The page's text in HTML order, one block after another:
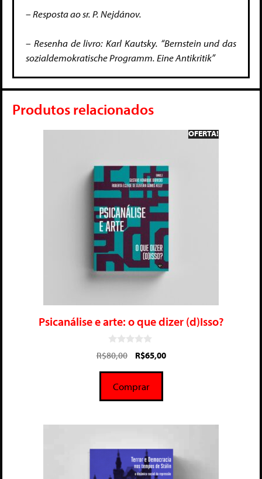
– Resposta ao sr. P. Nejdánov.
– Resenha de livro: Karl Kautsky. “Bernstein und das
sozialdemokratische Programm. Eine Antikritik”
Produtos relacionados
OFERTA!
Psicanálise e arte: o que dizer (d)Isso?
0
d
5
R$80,00 R$65,00
Comprar